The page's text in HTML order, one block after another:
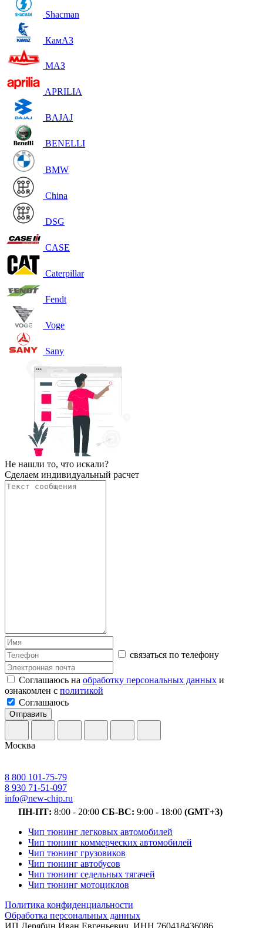
Shacman
КамАЗ
МАЗ
APRILIA
BAJAJ
BENELLI
BMW
China
DSG
CASE
Caterpillar
Fendt
Voge
Sany
Не нашли то, что искали?
Сделаем индивидуальный расчет
связаться по телефону
Соглашаюсь на обработку персональных данных и
ознакомлен с политикой
Соглашаюсь
Отправить
Москва
8 800 101-75-79
8 930 71-51-097
info@new-chip.ru
ПН-ПТ: 8:00 - 20:00 СБ-ВС: 9:00 - 18:00 (GMT+3)
Чип тюнинг легковых автомобилей
Чип тюнинг коммерческих автомобилей
Чип тюнинг грузовиков
Чип тюнинг автобусов
Чип тюнинг седельных тягачей
Чип тюнинг мотоциклов
Политика конфиденциальности
Обработка персональных данных
ИП Дерябин Иван Евгеньевич, ИНН 760418436086